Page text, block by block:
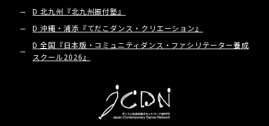
D 北九州『北九州振付塾』
D 沖縄・浦添『てだこダンス・クリエーション』
D 全国『日本版・コミュニティダンス・ファシリテーター養成
スクール2026』